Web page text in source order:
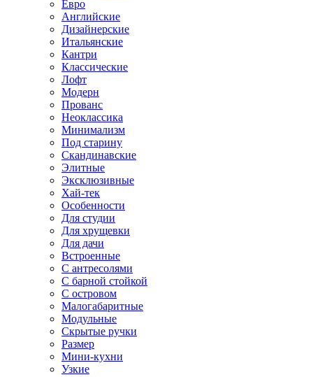
Евро
Английские
Дизайнерские
Итальянские
Кантри
Классические
Лофт
Модерн
Прованс
Неоклассика
Минимализм
Под старину
Скандинавские
Элитные
Эксклюзивные
Хай-тек
Особенности
Для студии
Для хрущевки
Для дачи
Встроенные
С антресолями
С барной стойкой
С островом
Малогабаритные
Модульные
Скрытые ручки
Размер
Мини-кухни
Узкие